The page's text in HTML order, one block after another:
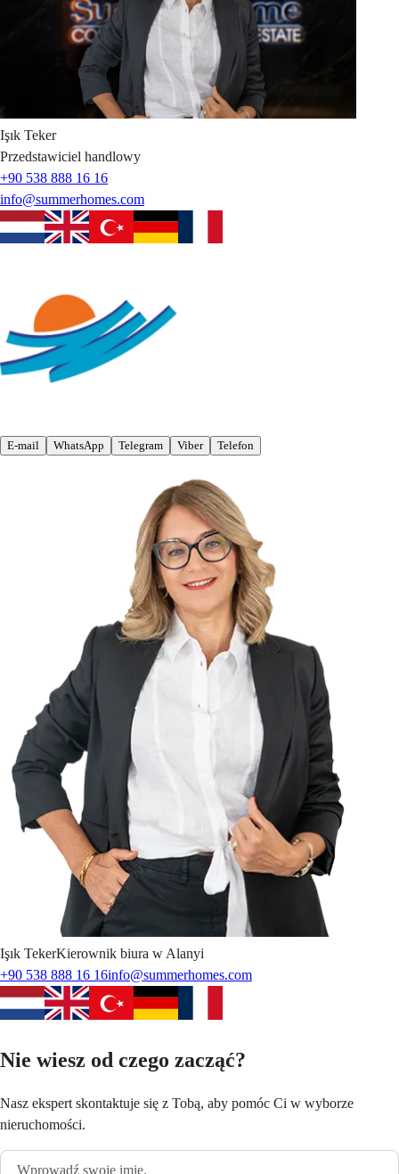
Işık Teker
Przedstawiciel handlowy
+90 538 888 16 16
info@summerhomes.com
E-mail WhatsApp Telegram Viber Telefon
Işık TekerKierownik biura w Alanyi
+90 538 888 16 16info@summerhomes.com
Nie wiesz od czego zacząć?
Nasz ekspert skontaktuje się z Tobą, aby pomóc Ci w wyborze
nieruchomości.